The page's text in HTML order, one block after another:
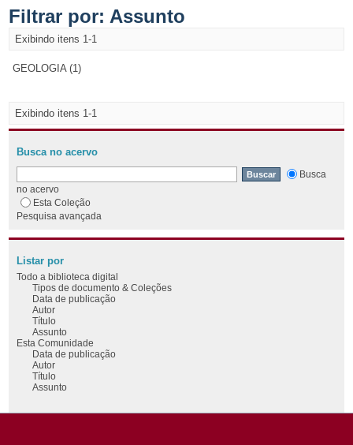
Filtrar por: Assunto
Exibindo itens 1-1
GEOLOGIA (1)
Exibindo itens 1-1
Busca no acervo
Busca
no acervo
Esta Coleção
Pesquisa avançada
Listar por
Todo a biblioteca digital
Tipos de documento & Coleções
Data de publicação
Autor
Título
Assunto
Esta Comunidade
Data de publicação
Autor
Título
Assunto